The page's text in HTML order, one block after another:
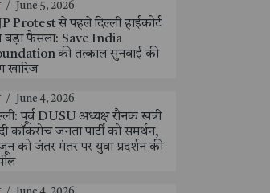
/ June 5, 2026
Protest से पहले दिल्ली हाईकोर्ट
बड़ा फैसला: Save India
की तत्काल सुनवाई की
खारिज
/ June 4, 2026
पूर्व DUSU अध्यक्ष रौनक खत्री
कॉकरोच जनता पार्टी को समर्थन,
को जंतर मंतर पर युवा प्रदर्शन की